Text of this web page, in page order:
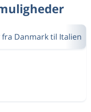
fra Danmark til Italien